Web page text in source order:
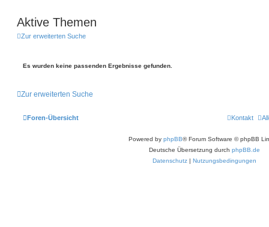
Aktive Themen
Zur erweiterten Suche
Es wurden keine passenden Ergebnisse gefunden.
Zur erweiterten Suche
Foren-Übersicht Kontakt
Powered by phpBB® Forum Software © phpBB
Deutsche Übersetzung durch phpBB.de
Datenschutz | Nutzungsbedingungen